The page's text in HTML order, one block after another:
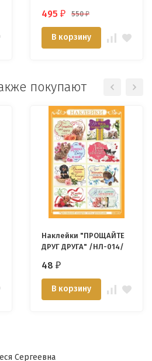
495 ₽ 550₽
В корзину
покупают
Наклейки "ПРОЩАЙТЕ
ДРУГ ДРУГА" /НЛ-014/
48 ₽
В корзину
Сергеевна